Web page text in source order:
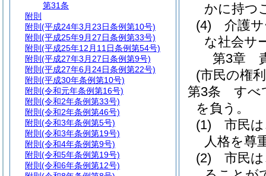
かに持つ
(4)
介護
な社会サ
第3章
(市民の権
第3条
すべ
を負う。
(1)
市民
人格を尊
(2)
市民
第31条
附則
附則 (平成24年3月23日条例第10号)
附則 (平成25年9月27日条例第33号)
附則 (平成25年12月11日条例第54号)
附則 (平成27年3月27日条例第9号)
附則 (平成27年6月24日条例第22号)
附則 (平成30年条例第10号)
附則 (令和元年条例第16号)
附則 (令和2年条例第33号)
附則 (令和2年条例第46号)
附則 (令和3年条例第5号)
附則 (令和3年条例第19号)
附則 (令和4年条例第9号)
附則 (令和5年条例第19号)
附則 (令和6年条例第12号)